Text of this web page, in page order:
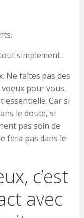
simplement.
Ne faîtes pas des
pour vous.
essentielle. Car si
le doute, si
pas soin de
fera pas dans le
c’est
avec